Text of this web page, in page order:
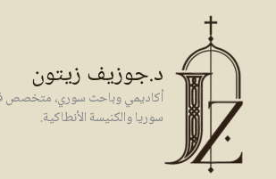
المحتوى
د.جوزيف زيتون
أكاديمي وباحث سوري، متخصص
سوريا والكنيسة الأنطاكية.